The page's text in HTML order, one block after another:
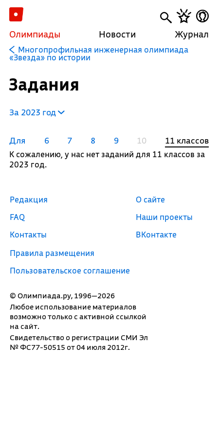
Олимпиады Новости Журнал
Многопрофильная инженерная олимпиада
«Звезда» по истории
Задания
За 2023 год
Для 6 7 8 9 10 11 классов
К сожалению, у нас нет заданий для 11 классов за
2023 год.
© Олимпиада.ру, 1996—2026
Любое использование материалов
возможно только с активной ссылкой
на сайт.
Свидетельство о регистрации СМИ Эл
№ ФС77-50515 от 04 июля 2012г.
Редакция
FAQ
Контакты
Правила размещения
Пользовательское соглашение
О сайте
Наши проекты
ВКонтакте